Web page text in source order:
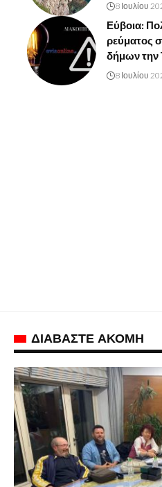
8 Ιουλίου
Εύβοια:
ρεύματος
δήμων την
8 Ιουλίου
ΔΙΑΒΑΣΤΕ ΑΚΟΜΗ